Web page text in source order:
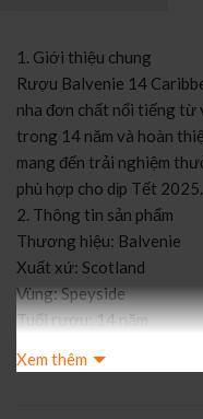
1. Giới thiệu chung
Rượu Balvenie 14
nha đơn chất nổi tiếng từ
trong 14 năm và hoàn
mang đến trải nghiệm
phù hợp cho dịp Tết 2025.
2. Thông tin sản phẩm
Thương hiệu: Balvenie
Xuất xứ: Scotland
Vùng: Speyside
Tuổi rượu: 14 năm
Nồng độ: 43% ABV
Xem thêm